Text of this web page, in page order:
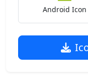
Android Icon